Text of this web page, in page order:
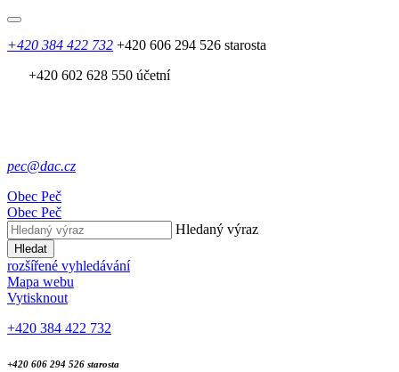
+420 384 422 732 +420 606 294 526 starosta
+420 602 628 550 účetní
pec@dac.cz
Obec Peč
Obec Peč
Hledaný výraz
Hledat
rozšířené vyhledávání
Mapa webu
Vytisknout
+420 384 422 732
+420 606 294 526 starosta